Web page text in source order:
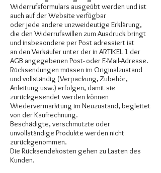
Widerrufsformulars ausgeübt werden und ist
auch auf der Website verfügbar
oder jede andere unzweideutige Erklärung,
die den Widerrufswillen zum Ausdruck bringt
und insbesondere per Post adressiert ist
an den Verkäufer unter der in ARTIKEL 1 der
AGB angegebenen Post- oder E-Mail-Adresse.
Rücksendungen müssen im Originalzustand
und vollständig (Verpackung, Zubehör,
Anleitung usw.) erfolgen, damit sie
zurückgesendet werden können
Wiedervermarktung im Neuzustand, begleitet
von der Kaufrechnung.
Beschädigte, verschmutzte oder
unvollständige Produkte werden nicht
zurückgenommen.
Die Rücksendekosten gehen zu Lasten des
Kunden.